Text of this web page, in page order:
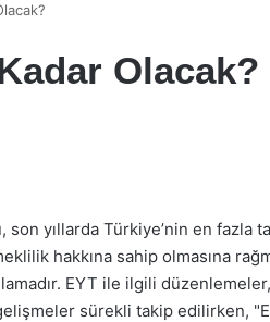
Olacak?
yıllarda Türkiye’nin en fazla
hakkına sahip olmasına
EYT ile ilgili
sürekli takip edilirken,